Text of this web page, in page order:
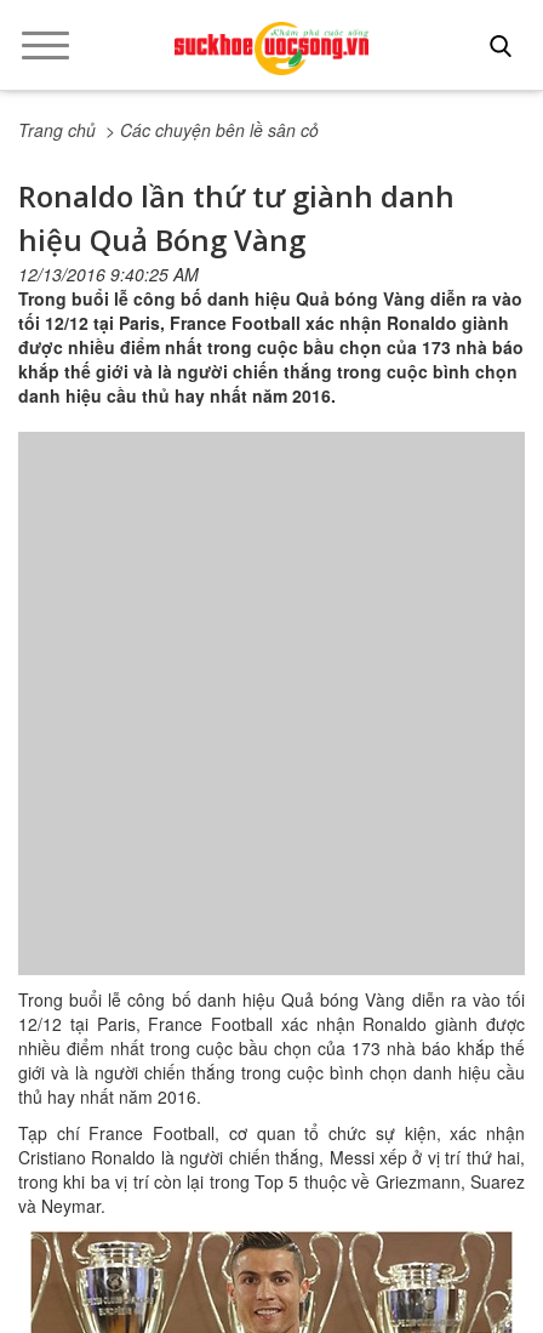
Trang chủ > Các chuyện bên lề sân cỏ
Ronaldo lần thứ tư giành danh
hiệu Quả Bóng Vàng
12/13/2016 9:40:25 AM
Trong buổi lễ công bố danh hiệu Quả bóng Vàng diễn ra vào
tối 12/12 tại Paris, France Football xác nhận Ronaldo giành
được nhiều điểm nhất trong cuộc bầu chọn của 173 nhà báo
khắp thế giới và là người chiến thắng trong cuộc bình chọn
danh hiệu cầu thủ hay nhất năm 2016.
Trong buổi lễ công bố danh hiệu Quả bóng Vàng diễn ra vào tối
12/12 tại Paris, France Football xác nhận Ronaldo giành được
nhiều điểm nhất trong cuộc bầu chọn của 173 nhà báo khắp thế
giới và là người chiến thắng trong cuộc bình chọn danh hiệu cầu
thủ hay nhất năm 2016.
Tạp chí France Football, cơ quan tổ chức sự kiện, xác nhận
Cristiano Ronaldo là người chiến thắng, Messi xếp ở vị trí thứ hai,
trong khi ba vị trí còn lại trong Top 5 thuộc về Griezmann, Suarez
và Neymar.